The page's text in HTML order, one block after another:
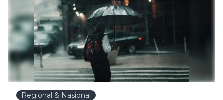
Regional & Nasional